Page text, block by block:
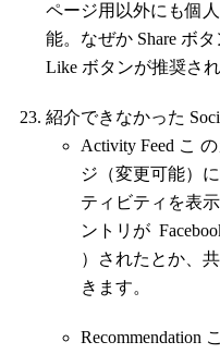
ページ用以外にも個
能。なぜか Share ボ
Like ボタンが推奨さ
紹介できなかった
Activity Feed こ
ジ（変更可能）
ティビティを表
ントリが
）されたとか、
きます。
Recommendation